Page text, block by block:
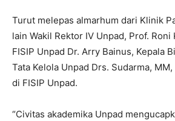
Turut melepas almarhum dari Klinik
lain Wakil Rektor IV Unpad, Prof. Roni
FISIP Unpad Dr. Arry Bainus, Kepala
Tata Kelola Unpad Drs. Sudarma,
di FISIP Unpad.
“Civitas akademika Unpad